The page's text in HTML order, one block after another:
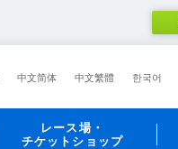
中文简体 中文繁體 한국어
レース場・
チケットショップ